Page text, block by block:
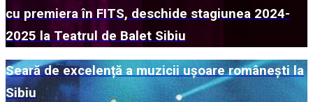
cu premiera în FITS, deschide stagiunea 2024-
2025 la Teatrul de Balet Sibiu
Seară de excelență a muzicii ușoare românești la
Sibiu